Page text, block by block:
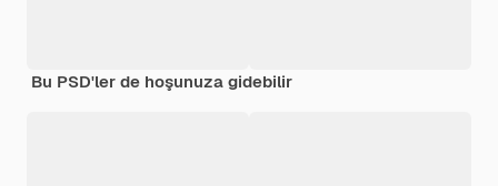
Bu PSD'ler de hoşunuza gidebilir